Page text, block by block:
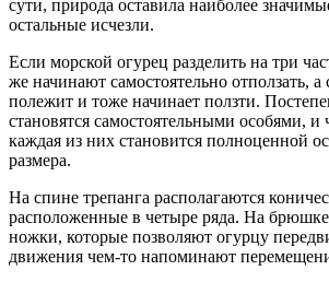
сути, природа оставила наиболее
остальные исчезли.
Если морской огурец разделить на три
же начинают самостоятельно отползать, а
полежит и тоже начинает ползти.
становятся самостоятельными особями, и
каждая из них становится полноценной
размера.
На спине трепанга располагаются
расположенные в четыре ряда. На
ножки, которые позволяют огурцу
движения чем-то напоминают